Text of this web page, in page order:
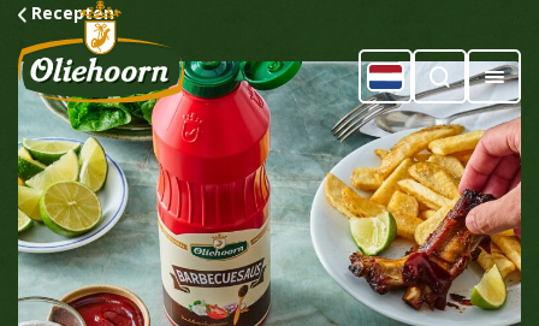
Recepten